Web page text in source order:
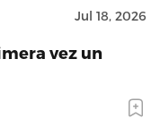
Jul 18, 2026
vez un